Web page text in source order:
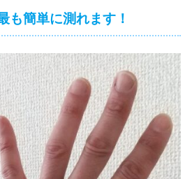
も簡単に測れます！